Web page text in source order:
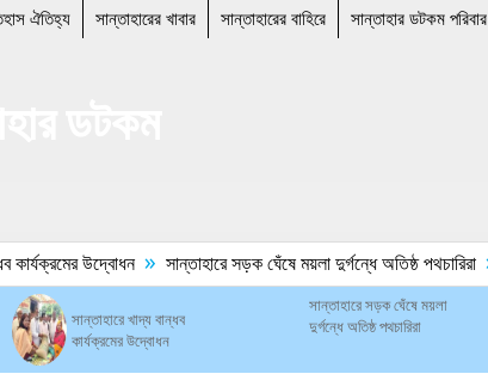
ঐতিহ্য সান্তাহারের খাবার সান্তাহারের বাহিরে সান্তাহার ডটকম পরিবার
উদ্বোধন » সান্তাহারে সড়ক ঘেঁষে ময়লা দুর্গন্ধে অতিষ্ঠ পথচারিরা »
সান্তাহারে খাদ্য বান্ধব
কার্যক্রমের উদ্বোধন
সান্তাহারে সড়ক ঘেঁষে ময়লা
দুর্গন্ধে অতিষ্ঠ পথচারিরা